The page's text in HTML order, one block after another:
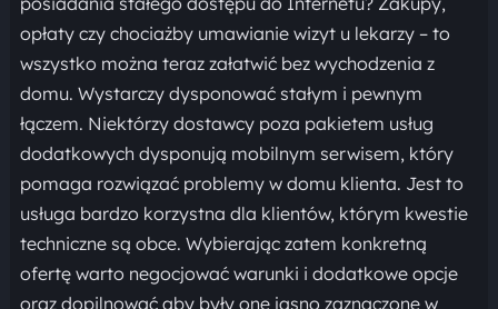
opłaty czy chociażby umawianie wizyt u lekarzy – to
wszystko można teraz załatwić bez wychodzenia z
domu. Wystarczy dysponować stałym i pewnym
łączem. Niektórzy dostawcy poza pakietem usług
dodatkowych dysponują mobilnym serwisem, który
pomaga rozwiązać problemy w domu klienta. Jest to
usługa bardzo korzystna dla klientów, którym kwestie
techniczne są obce. Wybierając zatem konkretną
ofertę warto negocjować warunki i dodatkowe opcje
oraz dopilnować aby były one jasno zaznaczone w